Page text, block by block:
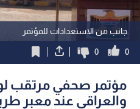
جانب من الاستعدادات للمؤتمر
0
0
مؤتمر صحفي مرتقب
والعراقي عند معبر